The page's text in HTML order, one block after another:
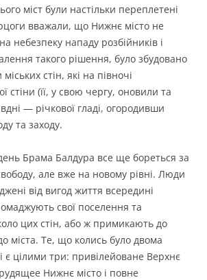
міст були настільки переплетені
вважали, що Нижнє місто не
небезпеку нападу розбійників і
такого рішення, було збудовано
стін, які на півночі
стіни (її, у свою чергу, оновили та
— річкової гладі, огородивши
та заходу.
Брама Балдура все ще бореться за
але вже на новому рівні. Люди
від вигод життя всередині
свої поселення та
цих стін, або ж примикають до
міста. Те, що колись було двома
є цілими три: привілейоване Верхнє
Нижнє місто і повне